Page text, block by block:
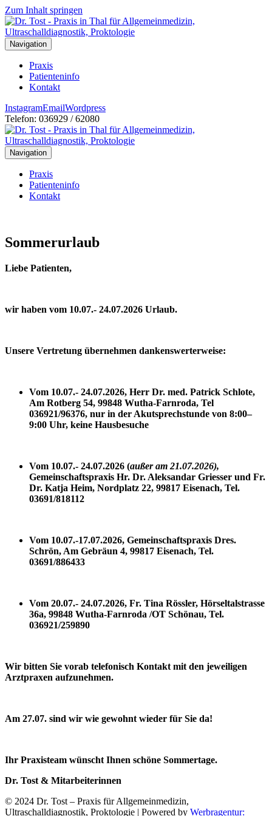
Zum Inhalt springen
Navigation
Praxis
Patienteninfo
Kontakt
InstagramEmailWordpress
Telefon: 036929 / 62080
Navigation
Praxis
Patienteninfo
Kontakt
Sommerurlaub
Liebe Patienten,
wir haben vom 10.07.- 24.07.2026 Urlaub.
Unsere Vertretung übernehmen dankenswerterweise:
Vom 10.07.- 24.07.2026, Herr Dr. med. Patrick Schlote,
Am Rotberg 54, 99848 Wutha-Farnroda, Tel
036921/96376, nur in der Akutsprechstunde von 8:00–
9:00 Uhr, keine Hausbesuche
Vom 10.07.- 24.07.2026 (außer am 21.07.2026),
Gemeinschaftspraxis Hr. Dr. Aleksandar Griesser und Fr.
Dr. Katja Heim, Nordplatz 22, 99817 Eisenach, Tel.
03691/818112
Vom 10.07.-17.07.2026, Gemeinschaftspraxis Dres.
Schrön, Am Gebräun 4, 99817 Eisenach, Tel.
03691/886433
Vom 20.07.- 24.07.2026, Fr. Tina Rössler, Hörseltalstrasse
36a, 99848 Wutha-Farnroda /OT Schönau, Tel.
036921/259890
Wir bitten Sie vorab telefonisch Kontakt mit den jeweiligen
Arztpraxen aufzunehmen.
Am 27.07. sind wir wie gewohnt wieder für Sie da!
Ihr Praxisteam wünscht Ihnen schöne Sommertage.
Dr. Tost & Mitarbeiterinnen
© 2024 Dr. Tost – Praxis für Allgemeinmedizin,
Ultraschalldiagnostik, Proktologie | Powered by Werbragentur: